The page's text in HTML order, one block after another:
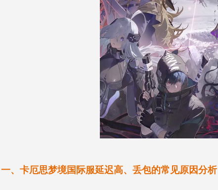
一、卡厄思梦境国际服延迟高、丢包的常见原因分析